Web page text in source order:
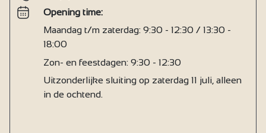
Opening time:
Maandag t/m zaterdag: 9:30 - 12:30 / 13:30 -
18:00
Zon- en feestdagen: 9:30 - 12:30
Uitzonderlijke sluiting op zaterdag 11 juli, alleen
in de ochtend.